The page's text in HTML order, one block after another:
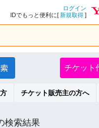
ログイン
IDでもっと便利に[新規取得 ]
チケット
チケット販売主の方へ
検索結果